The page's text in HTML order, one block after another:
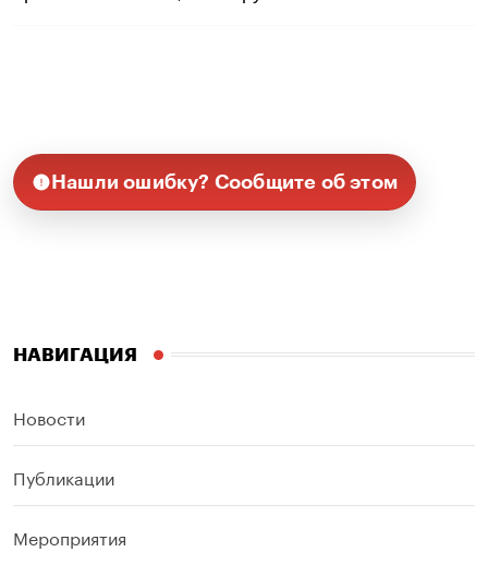
Нашли ошибку? Сообщите об этом
НАВИГАЦИЯ
Новости
Публикации
Мероприятия